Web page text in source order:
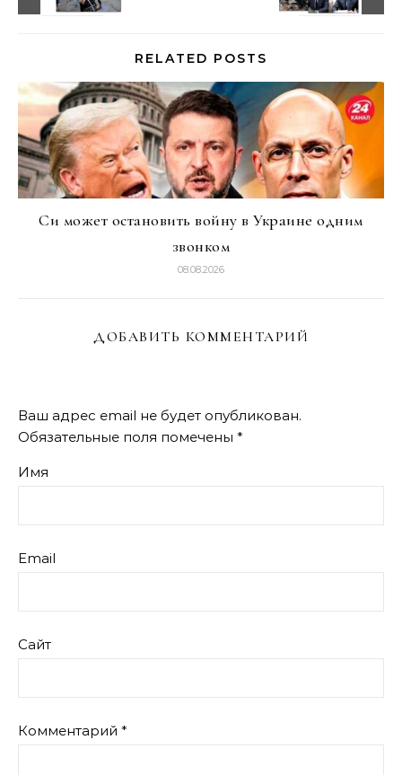
RELATED POSTS
Си может остановить войну в Украине одним
звонком
08.08.2026
ДОБАВИТЬ КОММЕНТАРИЙ
Ваш адрес email не будет опубликован.
Обязательные поля помечены *
Имя
Email
Сайт
Комментарий *